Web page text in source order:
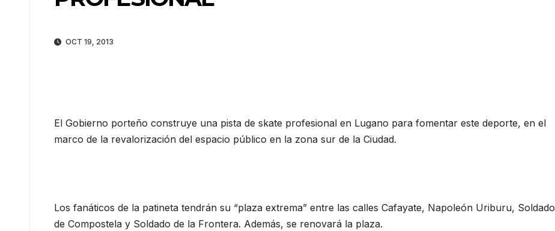
OCT 19, 2013
El Gobierno porteño construye una pista de skate profesional en Lugano para fomentar este deporte, en el
marco de la revalorización del espacio público en la zona sur de la Ciudad.
Los fanáticos de la patineta tendrán su “plaza extrema” entre las calles Cafayate, Napoleón Uriburu, Soldado
de Compostela y Soldado de la Frontera. Además, se renovará la plaza.